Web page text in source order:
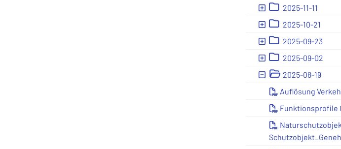
Ebene 2:2025-11-11
Ebene 2:2025-10-21
Ebene 2:2025-09-23
Ebene 2:2025-09-02
Ebene 2:2025-08-19
Auflösung
Funktionsprofile